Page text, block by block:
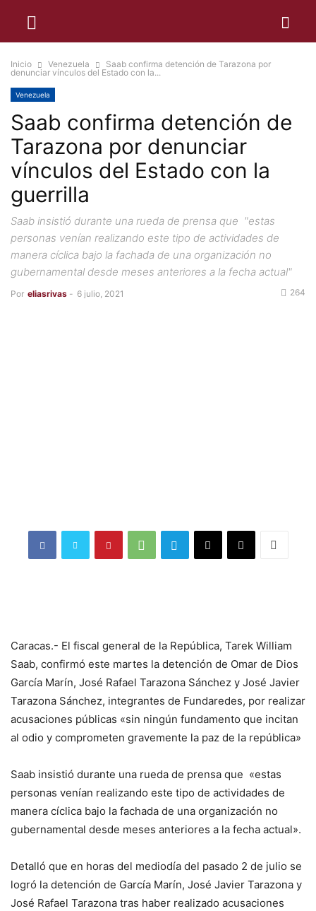
Inicio Venezuela
Saab confirma detención de Tarazona por
denunciar vínculos del Estado con la...
Venezuela
Saab confirma detención de
Tarazona por denunciar
vínculos del Estado con la
guerrilla
Saab insistió durante una rueda de prensa que "estas
personas venían realizando este tipo de actividades de
manera cíclica bajo la fachada de una organización no
gubernamental desde meses anteriores a la fecha actual"
Por eliasrivas - 6 julio, 2021 264
Caracas.- El fiscal general de la República, Tarek William
Saab, confirmó este martes la detención de Omar de Dios
García Marín, José Rafael Tarazona Sánchez y José Javier
Tarazona Sánchez, integrantes de Fundaredes, por realizar
acusaciones públicas «sin ningún fundamento que incitan
al odio y comprometen gravemente la paz de la república»
Saab insistió durante una rueda de prensa que «estas
personas venían realizando este tipo de actividades de
manera cíclica bajo la fachada de una organización no
gubernamental desde meses anteriores a la fecha actual».
Detalló que en horas del mediodía del pasado 2 de julio se
logró la detención de García Marín, José Javier Tarazona y
José Rafael Tarazona tras haber realizado acusaciones